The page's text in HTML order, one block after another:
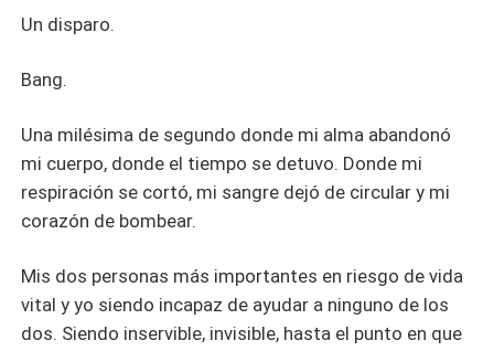
Un disparo.
Bang.
Una milésima de segundo donde mi alma abandonó
mi cuerpo, donde el tiempo se detuvo. Donde mi
respiración se cortó, mi sangre dejó de circular y mi
corazón de bombear.
Mis dos personas más importantes en riesgo de vida
vital y yo siendo incapaz de ayudar a ninguno de los
dos. Siendo inservible, invisible, hasta el punto en que